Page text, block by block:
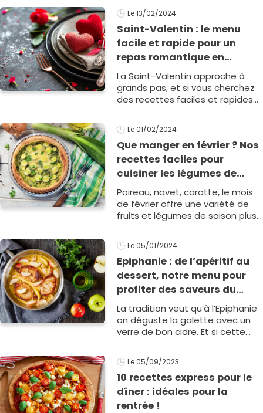
s'abstenant de nourriture et de
boisson.1
Le 13/02/2024
Saint-Valentin : le menu
facile et rapide pour un
repas romantique en
amoureux !
La Saint-Valentin approche à
grands pas, et si vous cherchez
des recettes faciles et rapides
avons concocté le menu parfait
pour célébrer vo1
Le 01/02/2024
Que manger en février ? Nos
recettes faciles pour
cuisiner les légumes de
saison
Poireau, navet, carotte, le mois
de février offre une variété de
fruits et légumes de saison plus
l’année, mais avec laquelle on
pe1Le 05/01/2024
Epiphanie : de l’apéritif au
dessert, notre menu pour
profiter des saveurs du
cidre !
La tradition veut qu’à l’Epiphanie
on déguste la galette avec un
verre de bon cidre. Et si cette
menu 100 % cidre pour profiter
de1Le 05/09/2023
10 recettes express pour le
dîner : idéales pour la
rentrée !